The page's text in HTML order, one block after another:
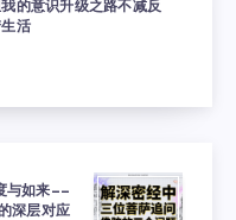
的意识升级之路不减反
活
与如来——
深层对应